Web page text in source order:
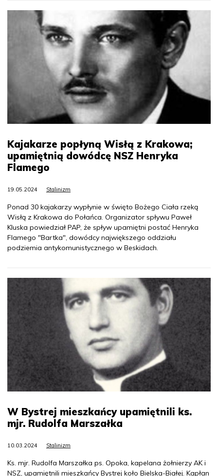
Kajakarze popłyną Wisłą z Krakowa;
upamiętnią dowódcę NSZ Henryka
Flamego
19.05.2024 Stalinizm
Ponad 30 kajakarzy wypłynie w święto Bożego Ciała rzeką
Wisłą z Krakowa do Połańca. Organizator spływu Paweł
Kluska powiedział PAP, że spływ upamiętni postać Henryka
Flamego "Bartka", dowódcy największego oddziału
podziemia antykomunistycznego w Beskidach.
W Bystrej mieszkańcy upamiętnili ks.
mjr. Rudolfa Marszałka
10.03.2024 Stalinizm
Ks. mjr. Rudolfa Marszałka ps. Opoka, kapelana żołnierzy AK i
NSZ, upamiętnili mieszkańcy Bystrej koło Bielska-Białej. Kapłan